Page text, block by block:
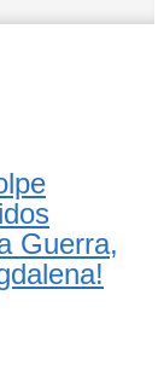
Guerra,